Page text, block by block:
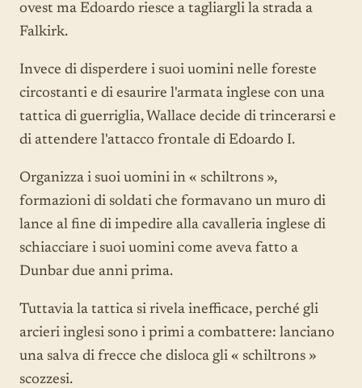
ovest ma Edoardo riesce a tagliargli la strada a
Falkirk.
Invece di disperdere i suoi uomini nelle foreste
circostanti e di esaurire l'armata inglese con una
tattica di guerriglia, Wallace decide di trincerarsi e
di attendere l'attacco frontale di Edoardo I.
Organizza i suoi uomini in « schiltrons »,
formazioni di soldati che formavano un muro di
lance al fine di impedire alla cavalleria inglese di
schiacciare i suoi uomini come aveva fatto a
Dunbar due anni prima.
Tuttavia la tattica si rivela inefficace, perché gli
arcieri inglesi sono i primi a combattere: lanciano
una salva di frecce che disloca gli « schiltrons »
scozzesi.